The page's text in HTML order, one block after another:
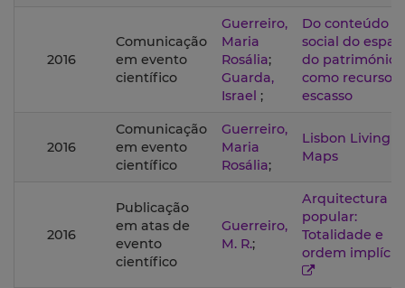
2016
Comunicação
em evento
científico
Guerreiro,
Maria
Rosália;
Guarda,
Israel ;
Do conteúdo
social do
do património
como recurso
escasso
2016
Comunicação
em evento
científico
Guerreiro,
Maria
Rosália;
Lisbon Living
Maps
2016
Publicação
em atas de
evento
científico
Guerreiro,
M. R.;
Arquitectura
popular:
Totalidade e
ordem